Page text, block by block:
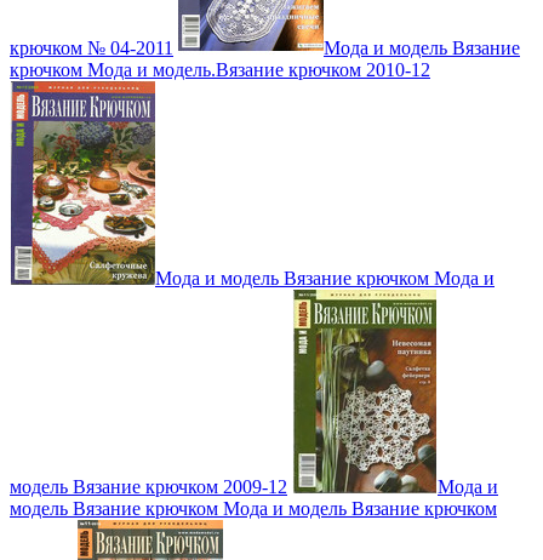
крючком № 04-2011
Мода и модель Вязание
крючком Мода и модель.Вязание крючком 2010-12
Мода и модель Вязание крючком Мода и
модель Вязание крючком 2009-12
Мода и
модель Вязание крючком Мода и модель Вязание крючком